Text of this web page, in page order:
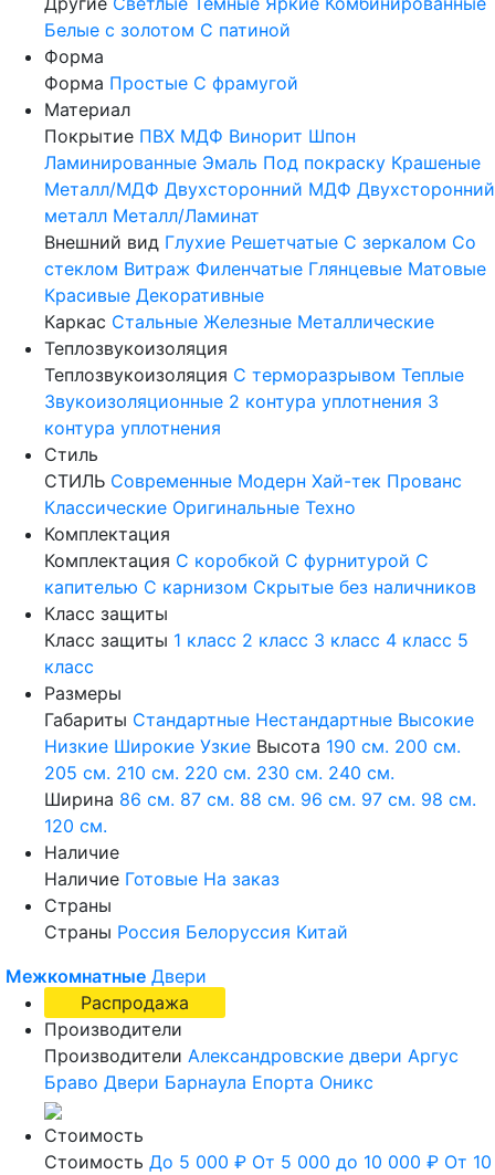
Белые с золотом С патиной
Форма
Форма Простые С фрамугой
Материал
Покрытие ПВХ МДФ Винорит Шпон
Ламинированные Эмаль Под покраску Крашеные
Металл/МДФ Двухсторонний МДФ Двухсторонний
металл Металл/Ламинат
Внешний вид Глухие Решетчатые С зеркалом Со
стеклом Витраж Филенчатые Глянцевые Матовые
Красивые Декоративные
Каркас Стальные Железные Металлические
Теплозвукоизоляция
Теплозвукоизоляция С терморазрывом Теплые
Звукоизоляционные 2 контура уплотнения 3
контура уплотнения
Стиль
СТИЛЬ Современные Модерн Хай-тек Прованс
Классические Оригинальные Техно
Комплектация
Комплектация С коробкой С фурнитурой С
капителью С карнизом Скрытые без наличников
Класс защиты
Класс защиты 1 класс 2 класс 3 класс 4 класс 5
класс
Размеры
Габариты Стандартные Нестандартные Высокие
Низкие Широкие Узкие Высота 190 см. 200 см.
205 см. 210 см. 220 см. 230 см. 240 см.
Ширина 86 см. 87 см. 88 см. 96 см. 97 см. 98 см.
120 см.
Наличие
Наличие Готовые На заказ
Страны
Страны Россия Белоруссия Китай
Межкомнатные Двери
Распродажа
Производители
Производители Александровские двери Аргус
Браво Двери Барнаула Епорта Оникс
Стоимость
Стоимость До 5 000 ₽ От 5 000 до 10 000 ₽ От 10